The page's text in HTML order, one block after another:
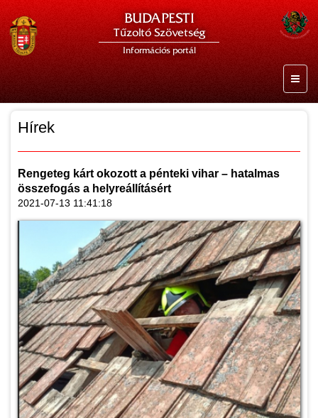
BUDAPESTI
Tűzoltó Szövetség
Információs portál
Hírek
Rengeteg kárt okozott a pénteki vihar – hatalmas
összefogás a helyreállításért
2021-07-13 11:41:18